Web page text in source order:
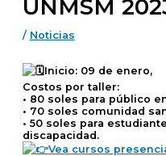
UNMSM
/ Noticias
Inicio: 09 de enero,
Costos por taller:
• 80 soles para público
• 70 soles comunidad
• 50 soles para
discapacidad.
Vea cursos